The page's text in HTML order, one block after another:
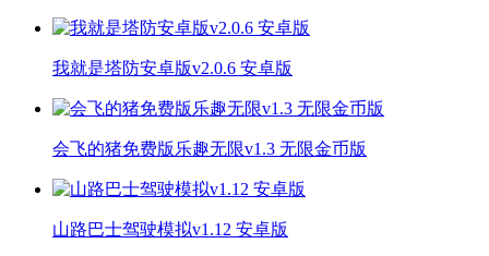
我就是塔防安卓版v2.0.6 安卓版
会飞的猪免费版乐趣无限v1.3 无限金币版
山路巴士驾驶模拟v1.12 安卓版